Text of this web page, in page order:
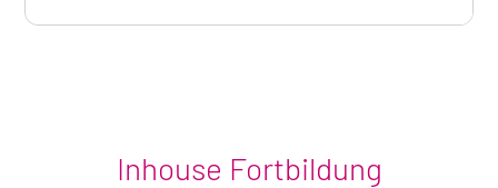
zum
Inhouse Fortbildung